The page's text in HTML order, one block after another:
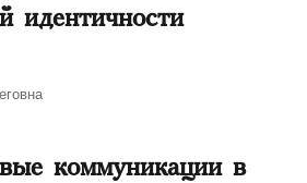
идентичности
коммуникации в